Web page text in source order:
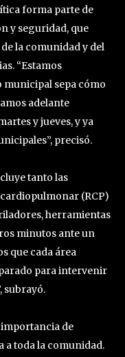
forma parte de
y seguridad, que
la comunidad y del
“Estamos
municipal sepa cómo
adelante
y jueves, y ya
precisó.
tanto las
(RCP)
herramientas
minutos ante un
que cada área
para intervenir
subrayó.
de
a toda la comunidad.